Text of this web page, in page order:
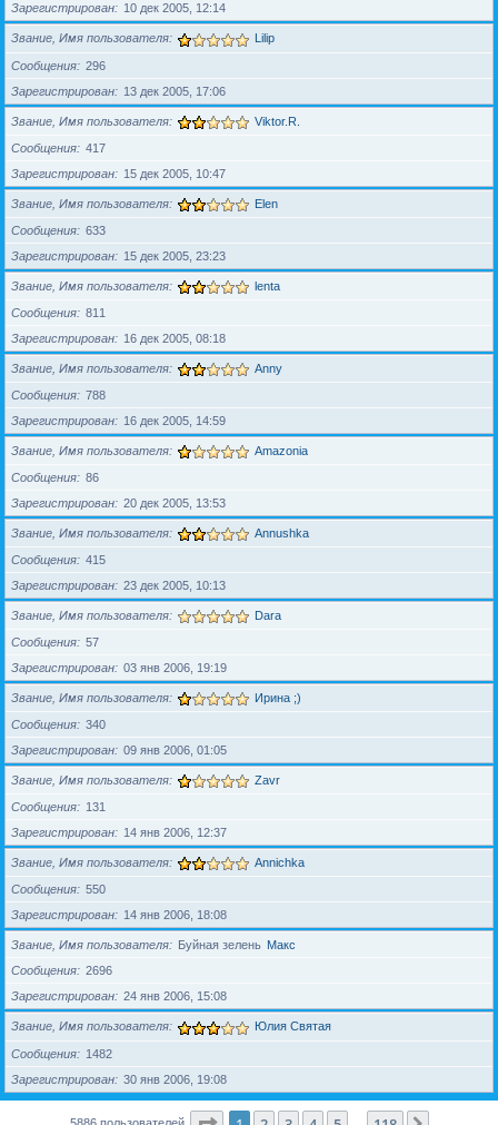
Зарегистрирован
10 дек 2005, 12:14
Звание, Имя пользователя Lilip
Сообщения
296
Зарегистрирован
13 дек 2005, 17:06
Звание, Имя пользователя Viktor.R.
Сообщения
417
Зарегистрирован
15 дек 2005, 10:47
Звание, Имя пользователя Elen
Сообщения
633
Зарегистрирован
15 дек 2005, 23:23
Звание, Имя пользователя lenta
Сообщения
811
Зарегистрирован
16 дек 2005, 08:18
Звание, Имя пользователя Anny
Сообщения
788
Зарегистрирован
16 дек 2005, 14:59
Звание, Имя пользователя Amazonia
Сообщения
86
Зарегистрирован
20 дек 2005, 13:53
Звание, Имя пользователя Annushka
Сообщения
415
Зарегистрирован
23 дек 2005, 10:13
Звание, Имя пользователя Dara
Сообщения
57
Зарегистрирован
03 янв 2006, 19:19
Звание, Имя пользователя Ирина ;)
Сообщения
340
Зарегистрирован
09 янв 2006, 01:05
Звание, Имя пользователя Zavr
Сообщения
131
Зарегистрирован
14 янв 2006, 12:37
Звание, Имя пользователя Annichka
Сообщения
550
Зарегистрирован
14 янв 2006, 18:08
Звание, Имя пользователя Буйная зелень Макс
Сообщения
2696
Зарегистрирован
24 янв 2006, 15:08
Звание, Имя пользователя Юлия Святая
Сообщения
1482
Зарегистрирован
30 янв 2006, 19:08
5886 пользователей